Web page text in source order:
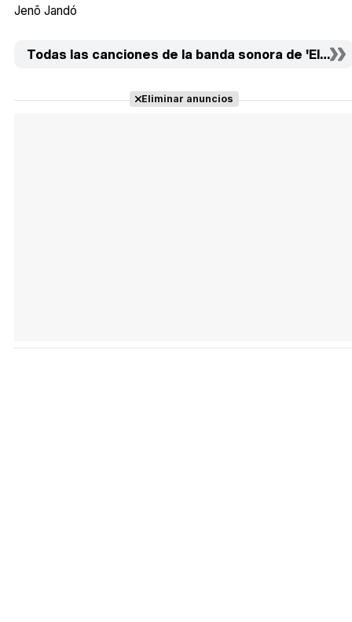
Jenõ Jandó
Todas las canciones de la banda sonora de 'El
Eliminar anuncios